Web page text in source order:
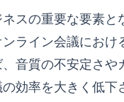
スの重要な要素
ライン会議にお
音質の不安定さ
効率を大きく低